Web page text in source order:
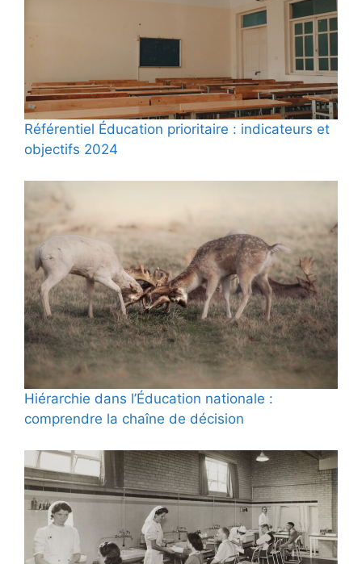
Référentiel Éducation prioritaire : indicateurs et
objectifs 2024
Hiérarchie dans l’Éducation nationale :
comprendre la chaîne de décision